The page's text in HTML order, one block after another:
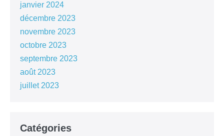
janvier 2024
décembre 2023
novembre 2023
octobre 2023
septembre 2023
août 2023
juillet 2023
Catégories